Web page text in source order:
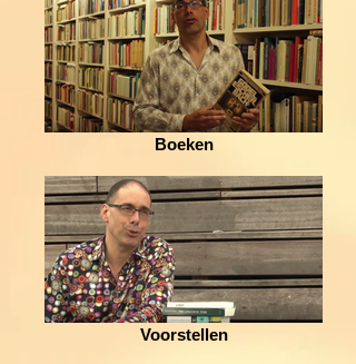
Boeken
Voorstellen